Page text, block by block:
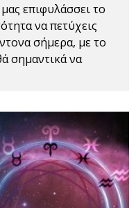
επιφυλάσσει το
να πετύχεις
σήμερα, με το
σημαντικά να